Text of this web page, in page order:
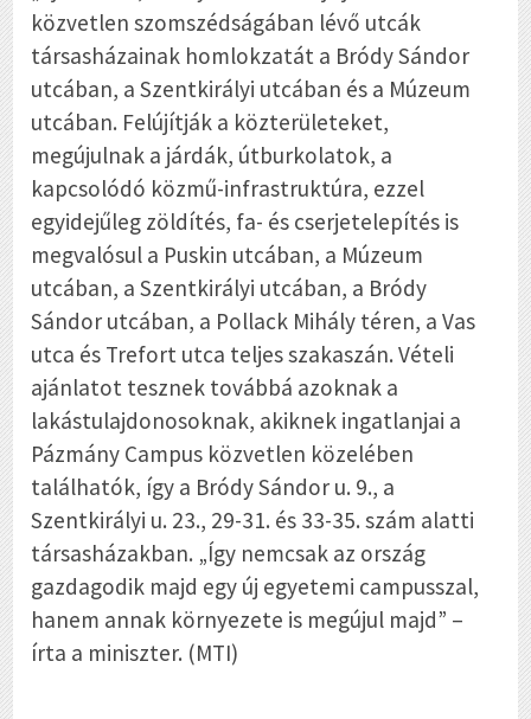
közvetlen szomszédságában lévő utcák
társasházainak homlokzatát a Bródy Sándor
utcában, a Szentkirályi utcában és a Múzeum
utcában. Felújítják a közterületeket,
megújulnak a járdák, útburkolatok, a
kapcsolódó közmű-infrastruktúra, ezzel
egyidejűleg zöldítés, fa- és cserjetelepítés is
megvalósul a Puskin utcában, a Múzeum
utcában, a Szentkirályi utcában, a Bródy
Sándor utcában, a Pollack Mihály téren, a Vas
utca és Trefort utca teljes szakaszán. Vételi
ajánlatot tesznek továbbá azoknak a
lakástulajdonosoknak, akiknek ingatlanjai a
Pázmány Campus közvetlen közelében
találhatók, így a Bródy Sándor u. 9., a
Szentkirályi u. 23., 29-31. és 33-35. szám alatti
társasházakban. „Így nemcsak az ország
gazdagodik majd egy új egyetemi campusszal,
hanem annak környezete is megújul majd” –
írta a miniszter. (MTI)